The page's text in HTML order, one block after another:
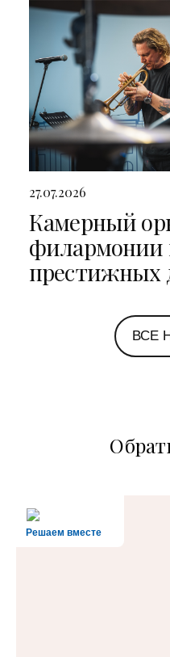
27.07.2026
Камерный
филармонии
престижных
Петербурге и
ВСЕ
Решаем вместе